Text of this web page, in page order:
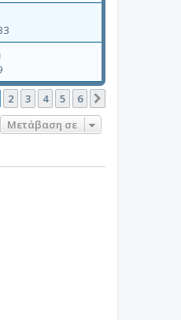
2 3 4 5 6
Μετάβαση σε